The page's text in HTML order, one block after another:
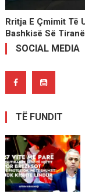
Rritja E Çmimit Të
Bashkisë Së
SOCIAL MEDIA
TË FUNDIT